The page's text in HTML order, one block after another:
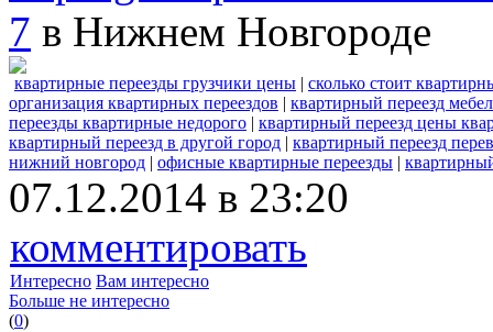
7 в Нижнем Новгороде
квартирные переезды грузчики цены | сколько стоит
организация квартирных переездов | квартирный переезд
переезды квартирные недорого | квартирный переезд цены
квартирный переезд в другой город | квартирный переезд
нижний новгород | офисные квартирные переезды |
07.12.2014 в 23:20
комментировать
Интересно Вам интересно
Больше не интересно
(0)